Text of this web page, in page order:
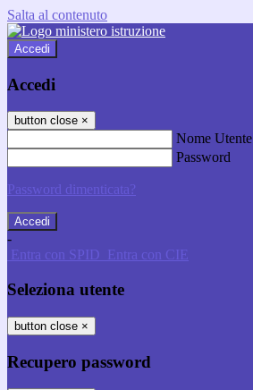
Salta al contenuto
Accedi
Accedi
button close ×
Nome Utente
Password
Password dimenticata?
-
Entra con SPID Entra con CIE
Seleziona utente
button close ×
Recupero password